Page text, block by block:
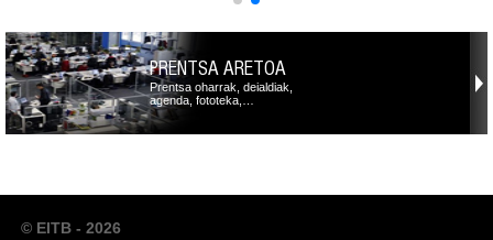
PRENTSA ARETOA
Prentsa oharrak, deialdiak,
agenda, fototeka,…
© EITB - 2026